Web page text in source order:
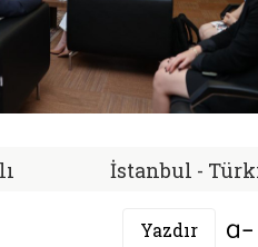
İstanbul -
Yazdır